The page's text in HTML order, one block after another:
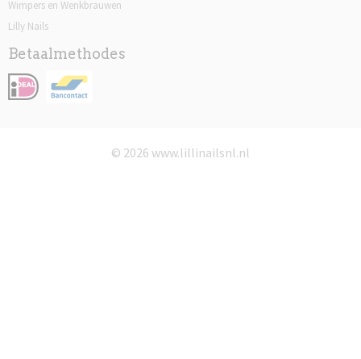
Wimpers en Wenkbrauwen
Lilly Nails
Betaalmethodes
© 2026 www.lillinailsnl.nl